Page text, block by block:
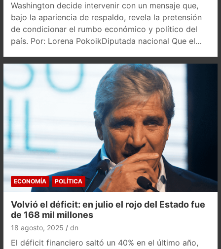
Washington decide intervenir con un mensaje que,
bajo la apariencia de respaldo, revela la pretensión
de condicionar el rumbo económico y político del
país. Por: Lorena PokoikDiputada nacional Que el…
ECONOMÍA POLÍTICA
Volvió el déficit: en julio el rojo del Estado fue
de 168 mil millones
18 agosto, 2025 dn
El déficit financiero saltó un 40% en el último año,